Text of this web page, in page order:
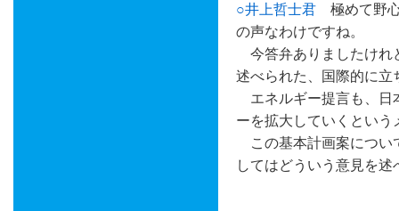
○井上哲士君 極めて野
の声なわけですね。
今答弁ありましたけれ
述べられた、国際的に立
エネルギー提言も、日
ーを拡大していくとい
この基本計画案につい
してはどういう意見を